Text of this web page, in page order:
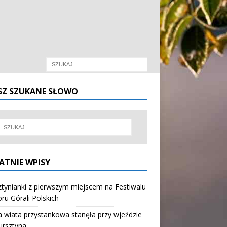
SZUKANE SŁOWO
WPISY
z pierwszym miejscem na Festiwalu
Górali Polskich
wiata przystankowa stanęła przy wjeździe